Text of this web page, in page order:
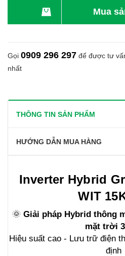
Mua
Gọi 0909 296 297 để được tư
nhất
THÔNG TIN SẢN PHẨM
HƯỚNG DẪN MUA HÀNG
Inverter Hybrid
WIT
🌞 Giải pháp Hybrid thông
mặt trời
Hiệu suất cao - Lưu trữ điện
định